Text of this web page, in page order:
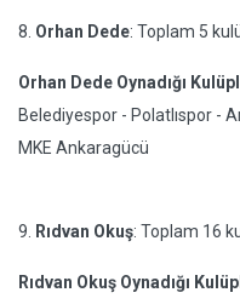
8. Orhan Dede: Toplam 5
Orhan Dede Oynadığı
Belediyespor - Polatlıspor -
MKE Ankaragücü
9. Rıdvan Okuş: Toplam 16
Rıdvan Okuş Oynadığı